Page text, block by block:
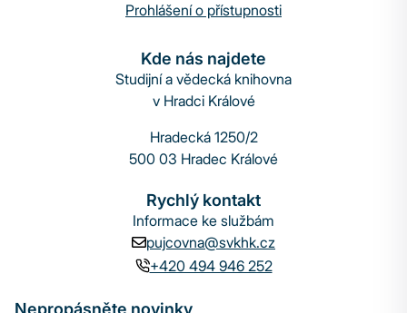
Prohlášení o přístupnosti
Kde nás najdete
Studijní a vědecká knihovna
v Hradci Králové
Hradecká 1250/2
500 03 Hradec Králové
Rychlý kontakt
Informace ke službám
pujcovna@svkhk.cz
+420 494 946 252
Nepropásněte novinky